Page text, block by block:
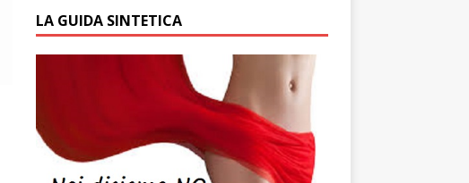
LA GUIDA SINTETICA